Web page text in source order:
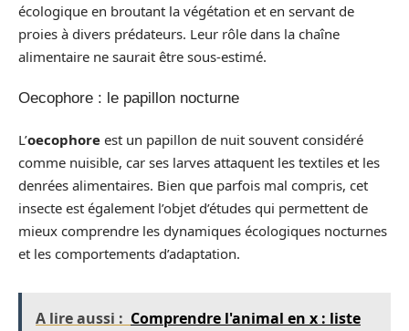
écologique en broutant la végétation et en servant de
proies à divers prédateurs. Leur rôle dans la chaîne
alimentaire ne saurait être sous-estimé.
Oecophore : le papillon nocturne
L’oecophore est un papillon de nuit souvent considéré
comme nuisible, car ses larves attaquent les textiles et les
denrées alimentaires. Bien que parfois mal compris, cet
insecte est également l’objet d’études qui permettent de
mieux comprendre les dynamiques écologiques nocturnes
et les comportements d’adaptation.
A lire aussi : Comprendre l'animal en x : liste